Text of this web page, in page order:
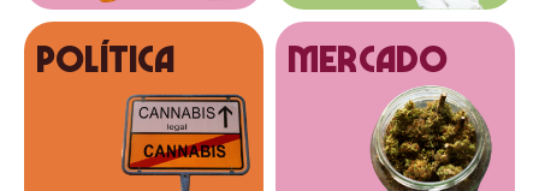
Política MERCADO